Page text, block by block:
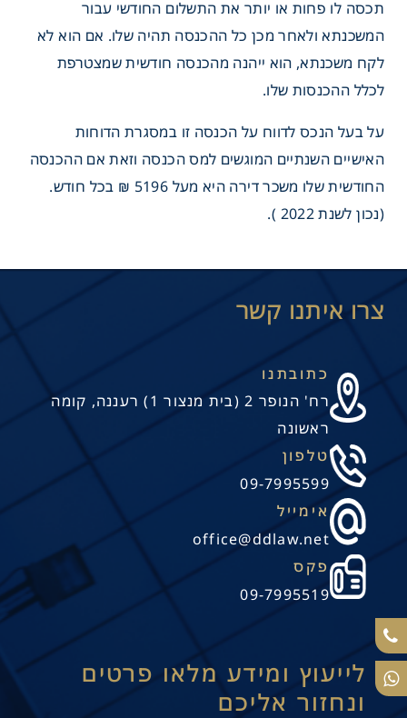
פאסיבית
תכסה לו פחות או יותר את התשלום החודשי עבור
המשכנתא ולאחר מכן כל ההכנסה תהיה שלו. אם הוא לא
לקח משכנתא, הוא ייהנה מהכנסה חודשית שמצטרפת
לכלל ההכנסות שלו.
על בעל הנכס לדווח על הכנסה זו במסגרת הדוחות
האישיים השנתיים המוגשים למס הכנסה וזאת אם ההכנסה
החודשית שלו משכר דירה היא מעל 5196 ₪ בכל חודש.
(נכון לשנת 2022 ).
כתובתנו
רח' הנופר 2 (בית מנצור 1) רעננה, קומה
ראשונה
טלפון
09-7995599
אימייל
office@ddlaw.net
פקס
09-7995519
לייעוץ ומידע מלאו פרטים
ונחזור אליכם